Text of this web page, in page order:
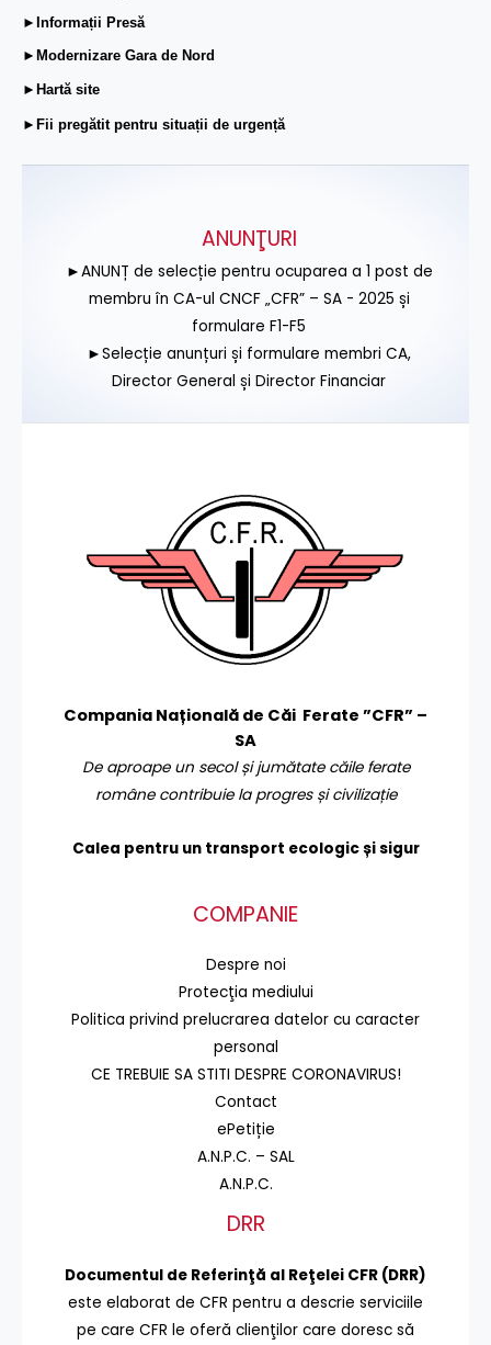
►Informații Presă
►Modernizare Gara de Nord
►Hartă site
►Fii pregătit pentru situații de urgență
ANUNŢURI
►ANUNȚ de selecție pentru ocuparea a 1 post de
membru în CA-ul CNCF „CFR” – SA - 2025 și
formulare F1-F5
►Selecție anunțuri și formulare membri CA,
Director General și Director Financiar
Compania Națională de Căi Ferate ”CFR” –
SA
De aproape un secol și jumătate căile ferate
române contribuie la progres și civilizație
Calea pentru un transport ecologic și sigur
COMPANIE
Despre noi
Protecţia mediului
Politica privind prelucrarea datelor cu caracter
personal
CE TREBUIE SA STITI DESPRE CORONAVIRUS!
Contact
ePetiție
A.N.P.C. – SAL
A.N.P.C.
DRR
Documentul de Referinţă al Reţelei CFR (DRR)
este elaborat de CFR pentru a descrie serviciile
pe care CFR le oferă clienţilor care doresc să